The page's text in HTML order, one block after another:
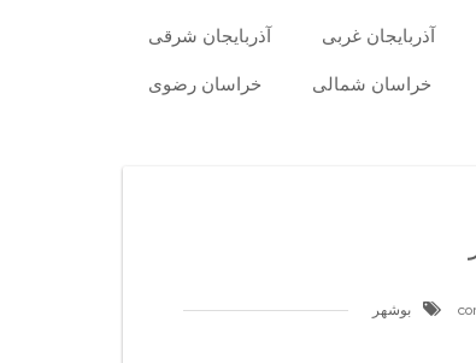
آذربایجان شرقی آذربایجان غربی
خراسان رضوی خراسان شمالی
بوشهر